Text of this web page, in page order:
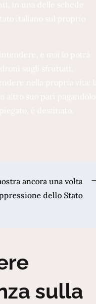
ancora una volta
dello Stato
sulla